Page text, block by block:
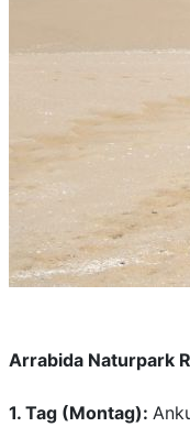
Arrabida Naturpark
1. Tag (Montag):